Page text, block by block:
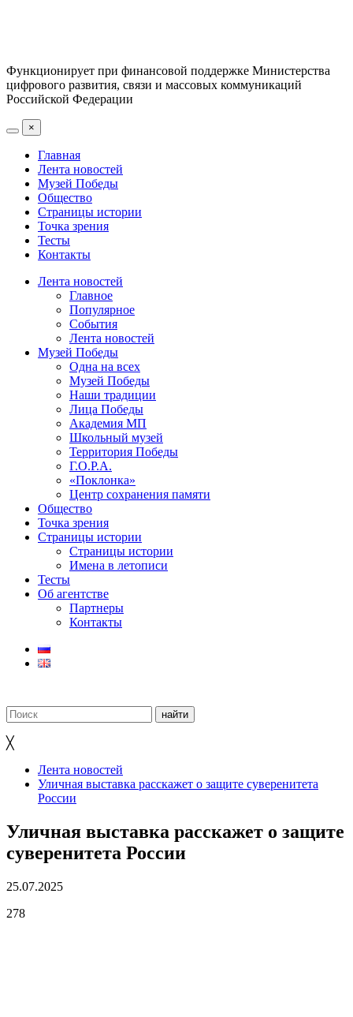
Функционирует при финансовой поддержке Министерства
цифрового развития, связи и массовых коммуникаций
Российской Федерации
×
Главная
Лента новостей
Музей Победы
Общество
Страницы истории
Точка зрения
Тесты
Контакты
Лента новостей
Главное
Популярное
События
Лента новостей
Музей Победы
Одна на всех
Музей Победы
Наши традиции
Лица Победы
Академия МП
Школьный музей
Территория Победы
Г.О.Р.А.
«Поклонка»
Центр сохранения памяти
Общество
Точка зрения
Страницы истории
Страницы истории
Имена в летописи
Тесты
Об агентстве
Партнеры
Контакты
╳
Лента новостей
Уличная выставка расскажет о защите суверенитета
России
Уличная выставка расскажет о защите
суверенитета России
25.07.2025
278